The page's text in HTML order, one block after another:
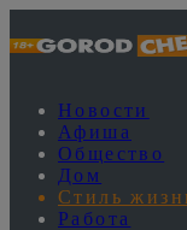
Новости
Афиша
Общество
Дом
Стиль
Работа